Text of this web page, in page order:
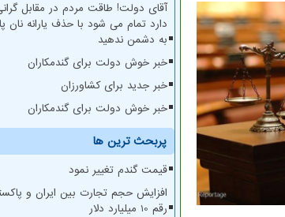
آقای دولت! طاقت مردم در مقابل
دارد تمام می شود با حذف یارانه
به دشمن ندهید
خبر خوش دولت برای گندمکاران
خبر جدید برای کشاورزان
خبر خوش دولت برای گندمکاران
پربحث ترین ها
قیمت گندم تغییر نمود
افزایش حجم تجارت بین ایران و
رقم 10 میلیارد دلار